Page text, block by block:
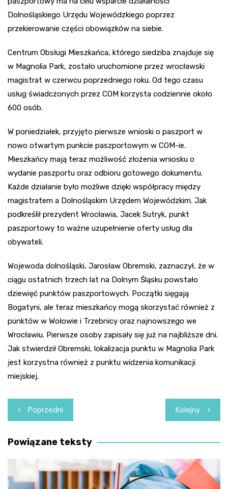
Dolnośląskiego Urzędu Wojewódzkiego poprzez
przekierowanie części obowiązków na siebie.
Centrum Obsługi Mieszkańca, którego siedziba znajduje się
w Magnolia Park, zostało uruchomione przez wrocławski
magistrat w czerwcu poprzedniego roku. Od tego czasu
usług świadczonych przez COM korzysta codziennie około
600 osób.
W poniedziałek, przyjęto pierwsze wnioski o paszport w
nowo otwartym punkcie paszportowym w COM-ie.
Mieszkańcy mają teraz możliwość złożenia wniosku o
wydanie paszportu oraz odbioru gotowego dokumentu.
Każde działanie było możliwe dzięki współpracy między
magistratem a Dolnośląskim Urzędem Wojewódzkim. Jak
podkreślił prezydent Wrocławia, Jacek Sutryk, punkt
paszportowy to ważne uzupełnienie oferty usług dla
obywateli.
Wojewoda dolnośląski, Jarosław Obremski, zaznaczył, że w
ciągu ostatnich trzech lat na Dolnym Śląsku powstało
dziewięć punktów paszportowych. Początki sięgają
Bogatyni, ale teraz mieszkańcy mogą skorzystać również z
punktów w Wołowie i Trzebnicy oraz najnowszego we
Wrocławiu. Pierwsze osoby zapisały się już na najbliższe dni.
Jak stwierdził Obremski, lokalizacja punktu w Magnolia Park
jest korzystna również z punktu widzenia komunikacji
miejskiej.
Nawigacja
wpisu
Poprzedni Kolejny
Powiązane teksty